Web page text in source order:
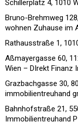
Schillerplatz 4, 1010
Bruno-Brehmweg
wohnen Zuhause im
Rathausstraße 1,
Aßmayergasse 60,
Wien – DIrekt Finanz
Grazbachgasse 30,
immobilientreuhand
Bahnhofstraße 21,
Immobilientreuhand